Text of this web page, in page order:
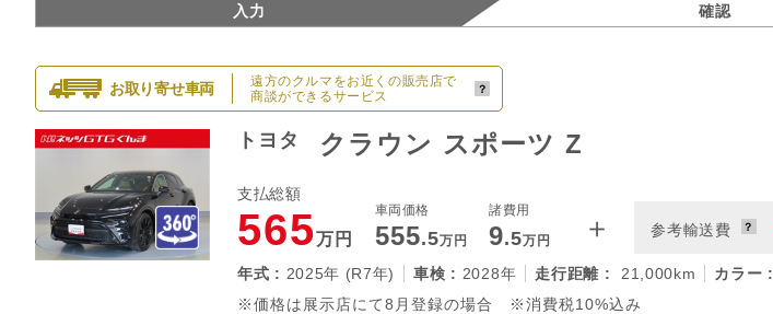
入力
確認
お取り寄せ車両
遠方のクルマをお近くの販売店で
商談ができるサービス
トヨタ クラウン スポーツ Z
支払総額
565万円
車両価格
555.5万円
諸費用
9.5万円 ＋ 参考輸送費
年式 : 2025年 (R7年) 車検 : 2028年 走行距離 : 21,000km カラー :
※価格は展示店にて8月登録の場合 ※消費税10%込み